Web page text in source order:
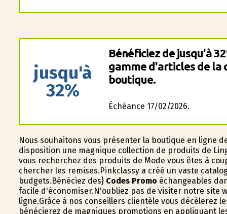
jusqu'à
32%
Bénéficiez de jusqu'à
gamme d'articles de la
boutique.
Échéance 17/02/2026.
Nous souhaitons vous présenter la boutique en ligne
disposition une magnifique collection de produits de
vous recherchez des produits de Mode vous êtes à
chercher les remises.Pinkclassy a créé un vaste
budgets.Bénéficiez des} Codes Promo échangeables
facile d'économiser.N'oubliez pas de visiter notre site
ligne.Grâce à nos conseillers clientèle vous décèlerez
bénéficierez de magnifiques promotions en appliquant